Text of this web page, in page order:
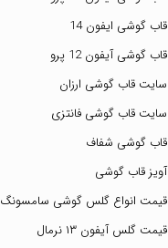
قاب گوشی ایفون 14
قاب گوشی آیفون 12 پرو
سایت قاب گوشی ارزان
سایت قاب گوشی فانتزی
قاب گوشی شفاف
آویز قاب گوشی
قیمت انواع گلس گوشی سامسونگ
قیمت گلس آیفون ۱۳ نرمال